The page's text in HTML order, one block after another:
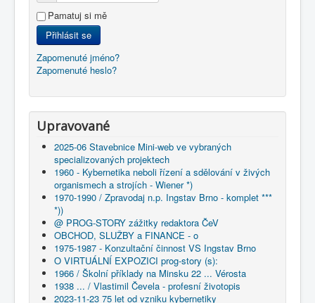
Pamatuj si mě
Přihlásit se
Zapomenuté jméno?
Zapomenuté heslo?
Upravované
2025-06 Stavebnice Mini-web ve vybraných
specializovaných projektech
1960 - Kybernetika neboli řízení a sdělování v živých
organismech a strojích - Wiener *)
1970-1990 / Zpravodaj n.p. Ingstav Brno - komplet ***
*))
@ PROG-STORY zážitky redaktora ČeV
OBCHOD, SLUŽBY a FINANCE - o
1975-1987 - Konzultační činnost VS Ingstav Brno
O VIRTUÁLNÍ EXPOZICI prog-story (s):
1966 / Školní příklady na Minsku 22 ... Vérosta
1938 ... / Vlastimil Čevela - profesní životopis
2023-11-23 75 let od vzniku kybernetiky